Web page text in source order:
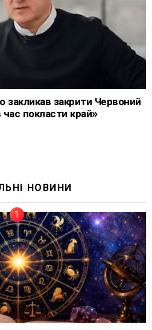
закликав закрити Червоний
покласти край»
НОВИНИ